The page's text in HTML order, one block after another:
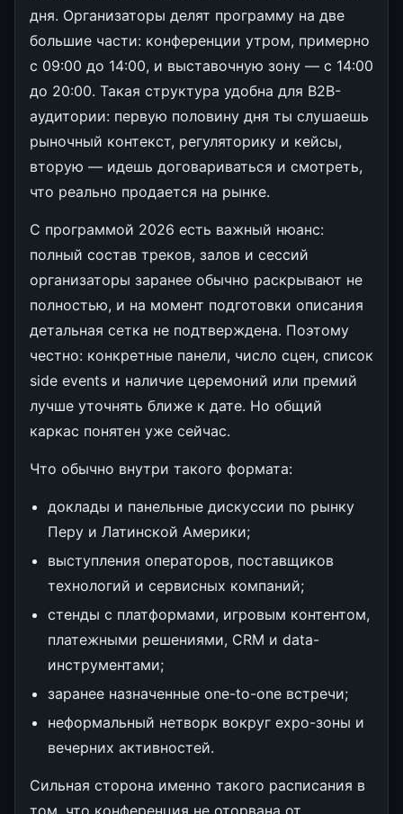
дня. Организаторы делят программу на две
большие части: конференции утром, примерно
с 09:00 до 14:00, и выставочную зону — с 14:00
до 20:00. Такая структура удобна для B2B-
аудитории: первую половину дня ты слушаешь
рыночный контекст, регуляторику и кейсы,
вторую — идешь договариваться и смотреть,
что реально продается на рынке.
С программой 2026 есть важный нюанс:
полный состав треков, залов и сессий
организаторы заранее обычно раскрывают не
полностью, и на момент подготовки описания
детальная сетка не подтверждена. Поэтому
честно: конкретные панели, число сцен, список
side events и наличие церемоний или премий
лучше уточнять ближе к дате. Но общий
каркас понятен уже сейчас.
Что обычно внутри такого формата:
доклады и панельные дискуссии по рынку
Перу и Латинской Америки;
выступления операторов, поставщиков
технологий и сервисных компаний;
стенды с платформами, игровым контентом,
платежными решениями, CRM и data-
инструментами;
заранее назначенные one-to-one встречи;
неформальный нетворк вокруг expo-зоны и
вечерних активностей.
Сильная сторона именно такого расписания в
том, что конференция не оторвана от